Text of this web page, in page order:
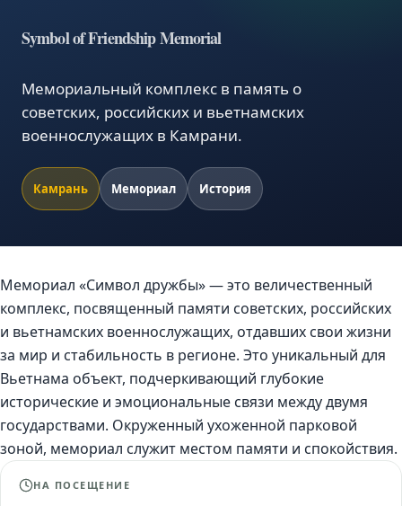
Symbol of Friendship Memorial
Мемориальный комплекс в память о
советских, российских и вьетнамских
военнослужащих в Камрани.
Камрань Мемориал История
Мемориал «Символ дружбы» — это величественный
комплекс, посвященный памяти советских, российских
и вьетнамских военнослужащих, отдавших свои жизни
за мир и стабильность в регионе. Это уникальный для
Вьетнама объект, подчеркивающий глубокие
исторические и эмоциональные связи между двумя
государствами. Окруженный ухоженной парковой
зоной, мемориал служит местом памяти и спокойствия.
НА ПОСЕЩЕНИЕ